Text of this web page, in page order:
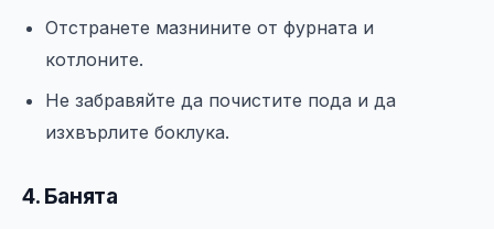
Отстранете мазнините от фурната и
котлоните.
Не забравяйте да почистите пода и да
изхвърлите боклука.
4. Банята